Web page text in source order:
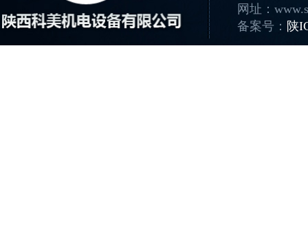
网址：
备案号： 陕